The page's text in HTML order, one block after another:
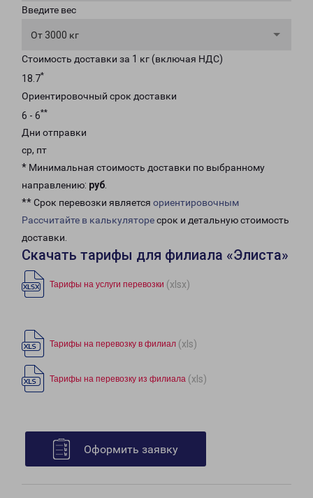
Введите вес
От 3000 кг
Стоимость доставки за 1 кг (включая НДС)
18.7*
Ориентировочный срок доставки
6 - 6**
Дни отправки
ср, пт
* Минимальная стоимость доставки по выбранному
направлению: руб.
** Срок перевозки является ориентировочным
Рассчитайте в калькуляторесрок и детальную стоимость
доставки.
Скачать тарифы для филиала «Элиста»
Тарифы на услуги перевозки (xlsx)
Тарифы на перевозку в филиал (xls)
Тарифы на перевозку из филиала (xls)
Оформить заявку